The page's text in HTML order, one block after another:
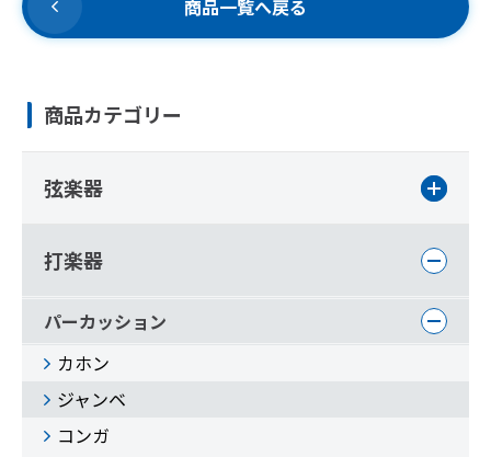
商品一覧へ戻る
商品カテゴリー
弦楽器
打楽器
パーカッション
カホン
ジャンベ
コンガ